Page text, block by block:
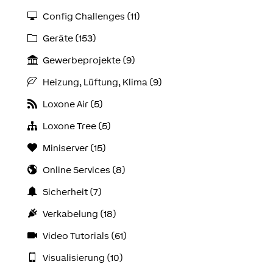
Config Challenges (11)
Geräte (153)
Gewerbeprojekte (9)
Heizung, Lüftung, Klima (9)
Loxone Air (5)
Loxone Tree (5)
Miniserver (15)
Online Services (8)
Sicherheit (7)
Verkabelung (18)
Video Tutorials (61)
Visualisierung (10)